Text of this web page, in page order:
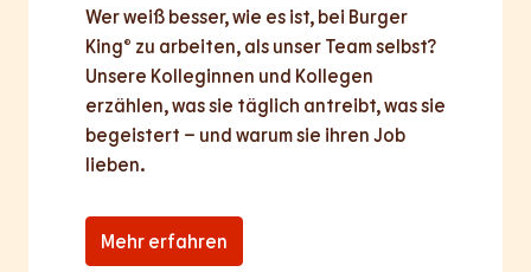
Wer weiß besser, wie es ist, bei Burger
King® zu arbeiten, als unser Team selbst?
Unsere Kolleginnen und Kollegen
erzählen, was sie täglich antreibt, was sie
begeistert – und warum sie ihren Job
lieben.
Mehr erfahren